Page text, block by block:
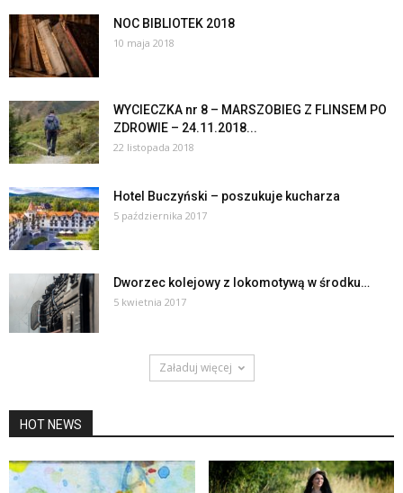
NOC BIBLIOTEK 2018
10 maja 2018
WYCIECZKA nr 8 – MARSZOBIEG Z FLINSEM PO
ZDROWIE – 24.11.2018...
22 listopada 2018
Hotel Buczyński – poszukuje kucharza
5 października 2017
Dworzec kolejowy z lokomotywą w środku…
5 kwietnia 2017
Załaduj więcej
HOT NEWS